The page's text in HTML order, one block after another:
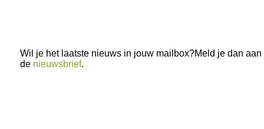
Wil je het laatste nieuws in jouw mailbox?Meld je dan aan
de nieuwsbrief.